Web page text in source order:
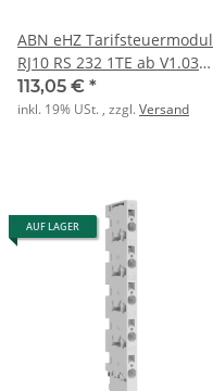
ABN eHZ Tarifsteuermodul
RJ10 RS 232 1TE ab V1.03
EDL
113,05 € *
inkl. 19% USt. , zzgl.Versand
AUF LAGER